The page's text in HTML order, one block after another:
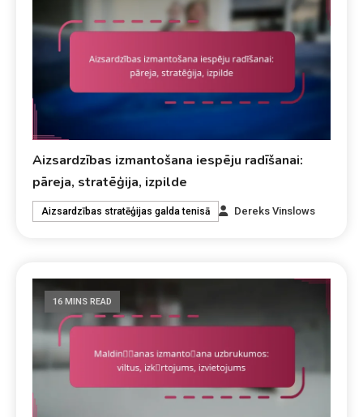
Aizsardzības izmantošana iespēju radīšanai:
pāreja, stratēģija, izpilde
Aizsardzības stratēģijas galda tenisā Dereks Vinslows
16 MINS READ